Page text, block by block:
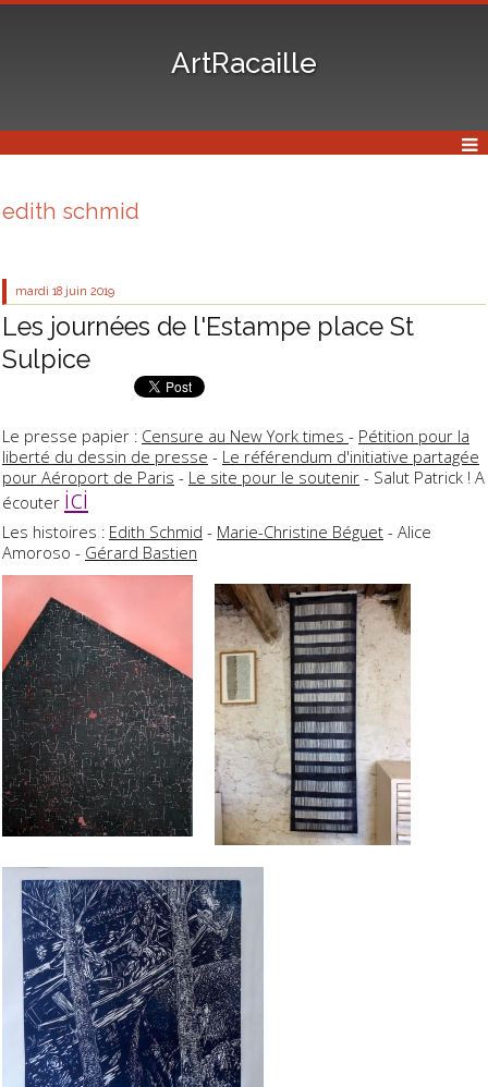
ArtRacaille
edith schmid
mardi 18 juin 2019
Les journées de l'Estampe place St
Sulpice
Le presse papier : Censure au New York times - Pétition pour la
liberté du dessin de presse - Le référendum d'initiative partagée
pour Aéroport de Paris - Le site pour le soutenir - Salut Patrick ! A
écouter ici
Les histoires : Edith Schmid - Marie-Christine Béguet - Alice
Amoroso - Gérard Bastien